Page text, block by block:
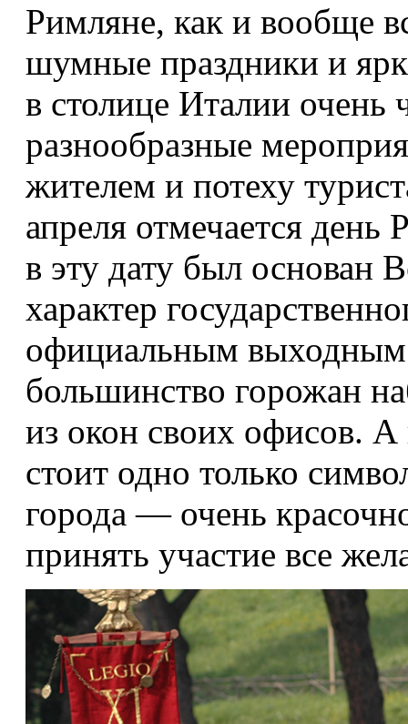
Римляне, как и вообще
шумные праздники и
в столице Италии очень
разнообразные
жителем и потеху
апреля отмечается день
в эту дату был основан
характер
официальным выходным
большинство горожан
из окон своих офисов. А
стоит одно только
города — очень
принять участие все